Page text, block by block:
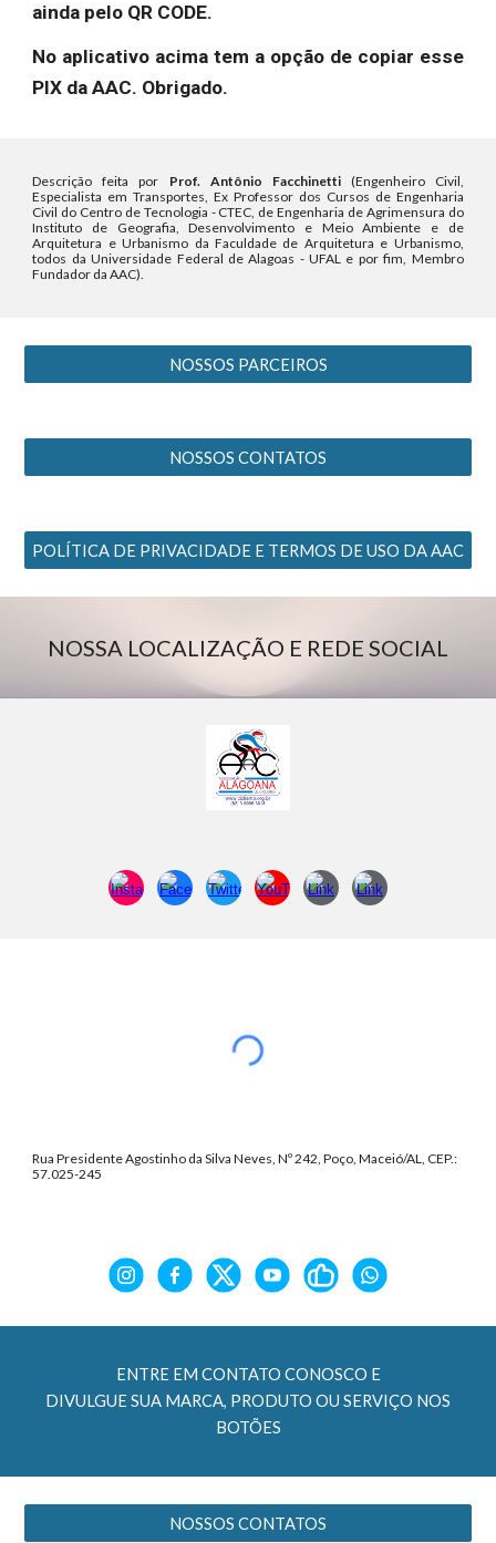
ainda pelo QR CODE.
No aplicativo acima tem a opção de copiar esse
PIX da AAC. Obrigado.
Descrição feita por Prof. Antônio Facchinetti(Engenheiro Civil,
Especialista em Transportes, Ex Professor dos Cursos de Engenharia
Civil do Centro de Tecnologia - CTEC, de Engenharia de Agrimensura do
Instituto de Geografia, Desenvolvimento e Meio Ambiente e de
Arquitetura e Urbanismo da Faculdade de Arquitetura e Urbanismo,
todos da Universidade Federal de Alagoas - UFAL e por fim, Membro
Fundador da AAC).
NOSSOS PARCEIROS
NOSSOS CONTATOS
POLÍTICA DE PRIVACIDADE E TERMOS DE USO DA AAC
NOSSA LOCALIZAÇÃO E REDE SOCIAL
Rua Presidente Agostinho da Silva Neves, Nº 242, Poço, Maceió/AL, CEP.:
57.025-245
ENTRE EM CONTATO CONOSCO E
DIVULGUE SUA MARCA, PRODUTO OU SERVIÇO NOS
BOTÕES
NOSSOS CONTATOS